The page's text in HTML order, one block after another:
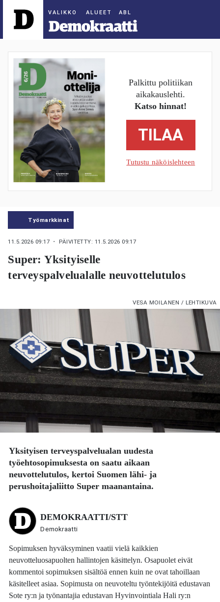
ALUEET
Palkittu politiikan
aikakauslehti.
Katso hinnat!
TILAA
Tutustu näköislehteen
Työmarkkinat
11.5.2026 09:17 ・ PÄIVITETTY: 11.5.2026 09:17
Super: Yksityiselle
terveyspalvelualalle neuvottelutulos
VESA MOILANEN / LEHTIKUVA
Yksityisen terveyspalvelualan uudesta
työehtosopimuksesta on saatu aikaan
neuvottelutulos, kertoi Suomen lähi- ja
perushoitajaliitto Super maanantaina.
DEMOKRAATTI/STT
Demokraatti
Sopimuksen hyväksyminen vaatii vielä kaikkien
neuvotteluosapuolten hallintojen käsittelyn. Osapuolet eivät
kommentoi sopimuksen sisältöä ennen kuin ne ovat tahoillaan
käsitelleet asiaa. Sopimusta on neuvoteltu työntekijöitä edustavan
Sote ry:n ja työnantajia edustavan Hyvinvointiala Hali ry:n